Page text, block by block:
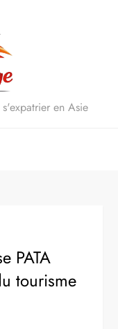
en Asie
PATA
tourisme